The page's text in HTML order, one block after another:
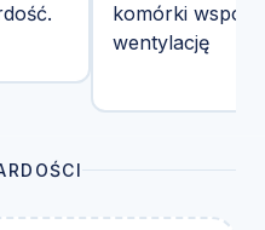
komórki
wentylację